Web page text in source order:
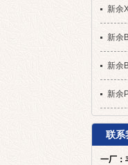
新余
新余
新余
新余
联系
一厂：